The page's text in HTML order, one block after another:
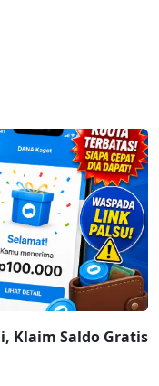
Klaim Saldo Gratis